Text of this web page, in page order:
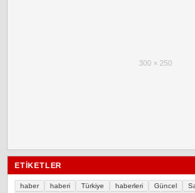
300 × 250
ETIKETLER
haber haberi Türkiye haberleri Güncel